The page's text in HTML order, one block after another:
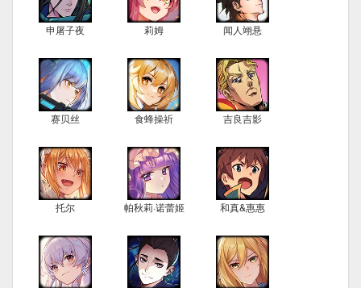
申屠子夜 莉姆 闻人翊悬
赛贝丝 食蜂操祈 吉良吉影
托尔 帕秋莉·诺蕾姬 和真&惠惠